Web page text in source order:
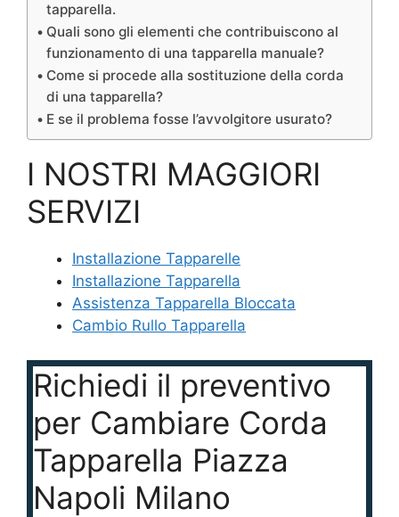
tapparella.
Quali sono gli elementi che contribuiscono al
funzionamento di una tapparella manuale?
Come si procede alla sostituzione della corda
di una tapparella?
E se il problema fosse l’avvolgitore usurato?
I NOSTRI MAGGIORI
SERVIZI
Installazione Tapparelle
Installazione Tapparella
Assistenza Tapparella Bloccata
Cambio Rullo Tapparella
Richiedi il preventivo
per Cambiare Corda
Tapparella Piazza
Napoli Milano